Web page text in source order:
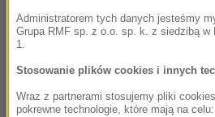
Administratorem tych danych jesteśmy
Grupa RMF sp. z o.o. sp. k. z siedzibą w
1.
Stosowanie plików cookies i innych
Wraz z partnerami stosujemy pliki
pokrewne technologie, które mają na celu: